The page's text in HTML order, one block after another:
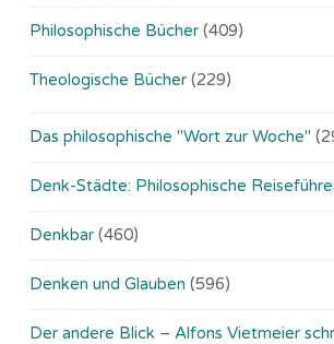
Philosophische Bücher (409)
Theologische Bücher (229)
Das philosophische "Wort zur Woche"
Denk-Städte: Philosophische
Denkbar (460)
Denken und Glauben (596)
Der andere Blick – Alfons Vietmeier